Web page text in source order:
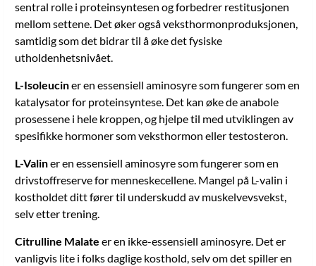
Oppbevares utilgjengelig for barn. Anbefalt dosering bør ikke
overskrides. Tenk på betydelsen av et allsidig og balansert kosthold
og en sunn livsstil. Produktet er tiltenkt friske personer over 18 år.
Hvis du er gravid, ammende, lider av allergi, sykdom,
hjerteproblemer, høyt blodtrykk eller medisineres bør du alltid
sentral rolle i proteinsyntesen og forbedrer restitusjonen
mellom settene. Det øker også veksthormonproduksjonen,
samtidig som det bidrar til å øke det fysiske
utholdenhetsnivået.
L-Isoleuciner en essensiell aminosyre som fungerer som en
katalysator for proteinsyntese. Det kan øke de anabole
prosessene i hele kroppen, og hjelpe til med utviklingen av
spesifikke hormoner som veksthormon eller testosteron.
L-Valiner en essensiell aminosyre som fungerer som en
drivstoffreserve for menneskecellene. Mangel på L-valin i
kostholdet ditt fører til underskudd av muskelvevsvekst,
selv etter trening.
Citrulline Malate er en ikke-essensiell aminosyre. Det er
vanligvis lite i folks daglige kosthold, selv om det spiller en